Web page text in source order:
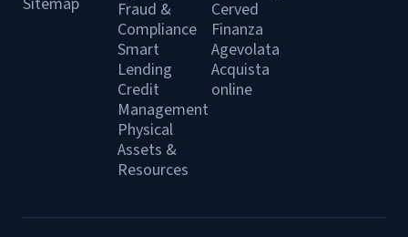
Fraud &
Compliance
Smart
Lending
Credit
Management
Physical
Assets &
Resources
Cerved
Finanza
Agevolata
Acquista
online